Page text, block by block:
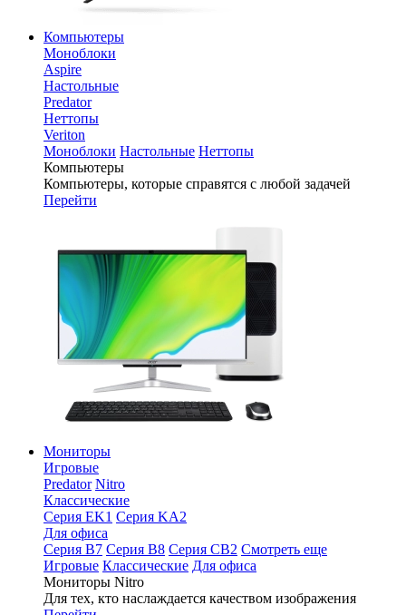
Компьютеры
Моноблоки
Aspire
Настольные
Predator
Неттопы
Veriton
Моноблоки Настольные Неттопы
Компьютеры
Компьютеры, которые справятся с любой задачей
Перейти
Мониторы
Игровые
Predator Nitro
Классические
Серия EK1 Серия KA2
Для офиса
Серия B7 Серия B8 Серия CB2 Смотреть еще
Игровые Классические Для офиса
Мониторы Nitro
Для тех, кто наслаждается качеством изображения